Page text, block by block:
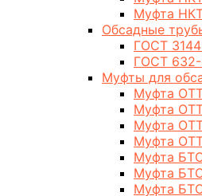
Муфта
Обсадные
ГОСТ
ГОСТ
Муфты для
Муфта
Муфта
Муфта
Муфта
Муфта
Муфта
Муфта